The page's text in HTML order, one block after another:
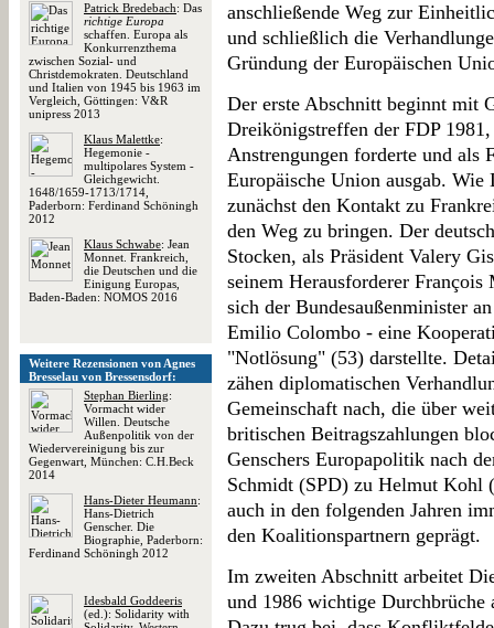
Patrick Bredebach: Das
richtige Europa
schaffen. Europa als
Konkurrenzthema
zwischen Sozial- und
Christdemokraten. Deutschland
und Italien von 1945 bis 1963 im
Vergleich, Göttingen: V&R
unipress 2013
Klaus Malettke:
Hegemonie -
multipolares System -
Gleichgewicht.
1648/1659-1713/1714,
Paderborn: Ferdinand Schöningh
2012
Klaus Schwabe: Jean
Monnet. Frankreich,
die Deutschen und die
Einigung Europas,
Baden-Baden: NOMOS 2016
Weitere Rezensionen von Agnes
Bresselau von Bressensdorf:
Stephan Bierling:
Vormacht wider
Willen. Deutsche
Außenpolitik von der
Wiedervereinigung bis zur
Gegenwart, München: C.H.Beck
2014
Hans-Dieter Heumann:
Hans-Dietrich
Genscher. Die
Biographie, Paderborn:
Ferdinand Schöningh 2012
Idesbald Goddeeris
(ed.): Solidarity with
anschließende Weg zur
und schließlich die
Gründung der Europäischen
Der erste Abschnitt beginnt mit
Dreikönigstreffen der FDP
Anstrengungen forderte und als
Europäische Union ausgab. Wie
zunächst den Kontakt zu
den Weg zu bringen. Der
Stocken, als Präsident Valery
seinem Herausforderer
sich der Bundesaußenminister
Emilio Colombo - eine
"Notlösung" (53) darstellte.
zähen diplomatischen
Gemeinschaft nach, die über
britischen Beitragszahlungen
Genschers Europapolitik nach
Schmidt (SPD) zu Helmut Kohl
auch in den folgenden Jahren
den Koalitionspartnern geprägt.
Im zweiten Abschnitt arbeitet
und 1986 wichtige Durchbrüche